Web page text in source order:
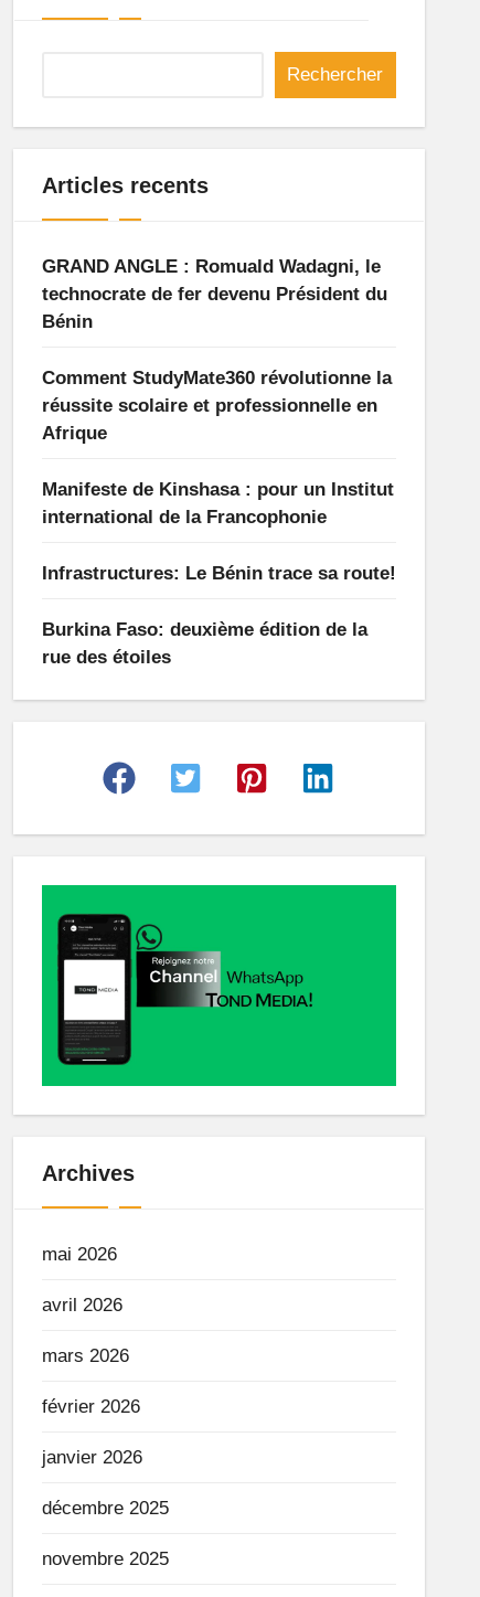
Rechercher
Articles recents
GRAND ANGLE : Romuald Wadagni, le
technocrate de fer devenu Président du
Bénin
Comment StudyMate360 révolutionne la
réussite scolaire et professionnelle en
Afrique
Manifeste de Kinshasa : pour un Institut
international de la Francophonie
Infrastructures: Le Bénin trace sa route!
Burkina Faso: deuxième édition de la
rue des étoiles
Archives
mai 2026
avril 2026
mars 2026
février 2026
janvier 2026
décembre 2025
novembre 2025